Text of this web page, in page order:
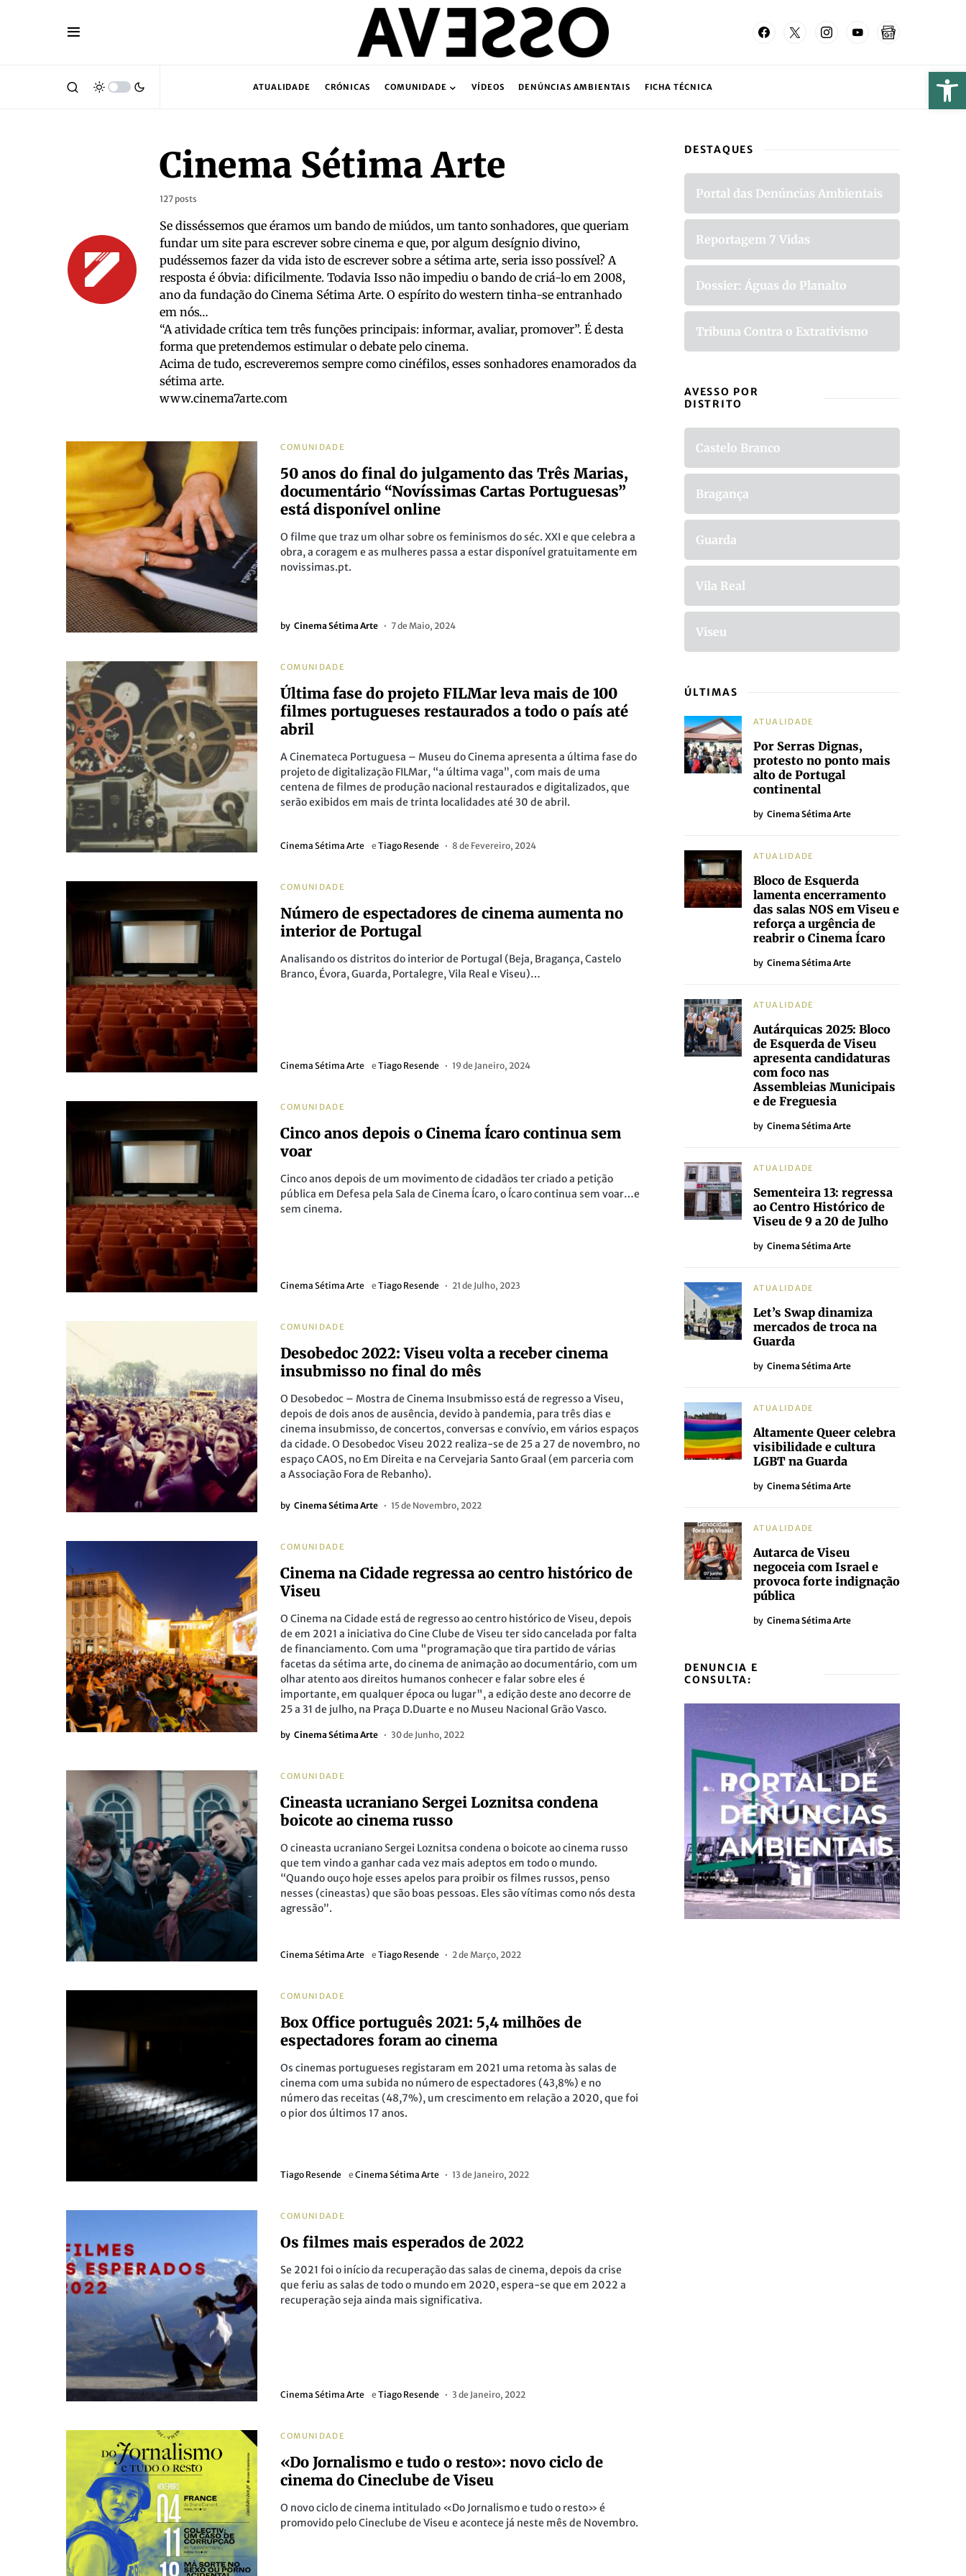
ATUALIDADE CRÓNICAS COMUNIDADE VÍDEOS DENÚNCIAS AMBIENTAIS FICHA TÉCNICA
Cinema Sétima Arte
127 posts
Se disséssemos que éramos um bando de miúdos, um tanto sonhadores, que queriam
fundar um site para escrever sobre cinema e que, por algum desígnio divino,
pudéssemos fazer da vida isto de escrever sobre a sétima arte, seria isso possível? A
resposta é óbvia: dificilmente. Todavia Isso não impediu o bando de criá-lo em 2008,
ano da fundação do Cinema Sétima Arte. O espírito do western tinha-se entranhado
em nós…
“A atividade crítica tem três funções principais: informar, avaliar, promover”. É desta
forma que pretendemos estimular o debate pelo cinema.
Acima de tudo, escreveremos sempre como cinéfilos, esses sonhadores enamorados da
sétima arte.
www.cinema7arte.com
COMUNIDADE
50 anos do final do julgamento das Três Marias,
documentário “Novíssimas Cartas Portuguesas”
está disponível online
O filme que traz um olhar sobre os feminismos do séc. XXI e que celebra a
obra, a coragem e as mulheres passa a estar disponível gratuitamente em
novissimas.pt.
by Cinema Sétima Arte 7 de Maio, 2024
COMUNIDADE
Última fase do projeto FILMar leva mais de 100
filmes portugueses restaurados a todo o país até
abril
A Cinemateca Portuguesa – Museu do Cinema apresenta a última fase do
projeto de digitalização FILMar, “a última vaga”, com mais de uma
centena de filmes de produção nacional restaurados e digitalizados, que
serão exibidos em mais de trinta localidades até 30 de abril.
Cinema Sétima Arte eTiago Resende 8 de Fevereiro, 2024
COMUNIDADE
Número de espectadores de cinema aumenta no
interior de Portugal
Analisando os distritos do interior de Portugal (Beja, Bragança, Castelo
Branco, Évora, Guarda, Portalegre, Vila Real e Viseu)…
Cinema Sétima Arte eTiago Resende 19 de Janeiro, 2024
COMUNIDADE
Cinco anos depois o Cinema Ícaro continua sem
voar
Cinco anos depois de um movimento de cidadãos ter criado a petição
pública em Defesa pela Sala de Cinema Ícaro, o Ícaro continua sem voar…e
sem cinema.
Cinema Sétima Arte eTiago Resende 21 de Julho, 2023
COMUNIDADE
Desobedoc 2022: Viseu volta a receber cinema
insubmisso no final do mês
O Desobedoc – Mostra de Cinema Insubmisso está de regresso a Viseu,
depois de dois anos de ausência, devido à pandemia, para três dias e
cinema insubmisso, de concertos, conversas e convívio, em vários espaços
da cidade. O Desobedoc Viseu 2022 realiza-se de 25 a 27 de novembro, no
espaço CAOS, no Em Direita e na Cervejaria Santo Graal (em parceria com
a Associação Fora de Rebanho).
by Cinema Sétima Arte 15 de Novembro, 2022
COMUNIDADE
Cinema na Cidade regressa ao centro histórico de
Viseu
O Cinema na Cidade está de regresso ao centro histórico de Viseu, depois
de em 2021 a iniciativa do Cine Clube de Viseu ter sido cancelada por falta
de financiamento. Com uma "programação que tira partido de várias
facetas da sétima arte, do cinema de animação ao documentário, com um
olhar atento aos direitos humanos conhecer e falar sobre eles é
importante, em qualquer época ou lugar", a edição deste ano decorre de
25 a 31 de julho, na Praça D.Duarte e no Museu Nacional Grão Vasco.
by Cinema Sétima Arte 30 de Junho, 2022
COMUNIDADE
Cineasta ucraniano Sergei Loznitsa condena
boicote ao cinema russo
O cineasta ucraniano Sergei Loznitsa condena o boicote ao cinema russo
que tem vindo a ganhar cada vez mais adeptos em todo o mundo.
“Quando ouço hoje esses apelos para proibir os filmes russos, penso
nesses (cineastas) que são boas pessoas. Eles são vítimas como nós desta
agressão”.
Cinema Sétima Arte eTiago Resende 2 de Março, 2022
COMUNIDADE
Box Office português 2021: 5,4 milhões de
espectadores foram ao cinema
Os cinemas portugueses registaram em 2021 uma retoma às salas de
cinema com uma subida no número de espectadores (43,8%) e no
número das receitas (48,7%), um crescimento em relação a 2020, que foi
o pior dos últimos 17 anos.
Tiago Resende eCinema Sétima Arte 13 de Janeiro, 2022
COMUNIDADE
Os filmes mais esperados de 2022
Se 2021 foi o início da recuperação das salas de cinema, depois da crise
que feriu as salas de todo o mundo em 2020, espera-se que em 2022 a
recuperação seja ainda mais significativa.
Cinema Sétima Arte eTiago Resende 3 de Janeiro, 2022
COMUNIDADE
«Do Jornalismo e tudo o resto»: novo ciclo de
cinema do Cineclube de Viseu
O novo ciclo de cinema intitulado «Do Jornalismo e tudo o resto» é
promovido pelo Cineclube de Viseu e acontece já neste mês de Novembro.
DESTAQUES
Portal das Denúncias Ambientais
Reportagem 7 Vidas
Dossier: Águas do Planalto
Tribuna Contra o Extrativismo
AVESSO POR
DISTRITO
Castelo Branco
Bragança
Guarda
Vila Real
Viseu
ÚLTIMAS
ATUALIDADE
Por Serras Dignas,
protesto no ponto mais
alto de Portugal
continental
by Cinema Sétima Arte
ATUALIDADE
Bloco de Esquerda
lamenta encerramento
das salas NOS em Viseu e
reforça a urgência de
reabrir o Cinema Ícaro
by Cinema Sétima Arte
ATUALIDADE
Autárquicas 2025: Bloco
de Esquerda de Viseu
apresenta candidaturas
com foco nas
Assembleias Municipais
e de Freguesia
by Cinema Sétima Arte
ATUALIDADE
Sementeira 13: regressa
ao Centro Histórico de
Viseu de 9 a 20 de Julho
by Cinema Sétima Arte
ATUALIDADE
Let’s Swap dinamiza
mercados de troca na
Guarda
by Cinema Sétima Arte
ATUALIDADE
Altamente Queer celebra
visibilidade e cultura
LGBT na Guarda
by Cinema Sétima Arte
ATUALIDADE
Autarca de Viseu
negoceia com Israel e
provoca forte indignação
pública
by Cinema Sétima Arte
DENUNCIA E
CONSULTA: